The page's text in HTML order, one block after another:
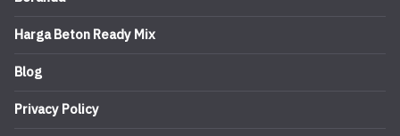
Harga Beton Ready Mix
Blog
Privacy Policy